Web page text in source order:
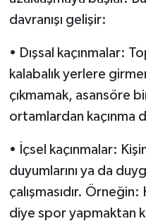
davranışı gelişir:
• Dışsal kaçınmalar:
kalabalık yerlere
çıkmamak, asansöre
ortamlardan kaçınma
• İçsel kaçınmalar:
duyumlarını ya da
çalışmasıdır. Örneğin:
diye spor yapmaktan